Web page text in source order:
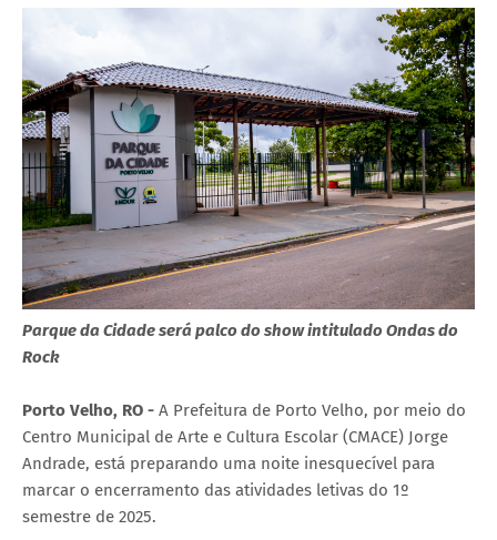
Parque da Cidade será palco do show intitulado Ondas do
Rock
Porto Velho, RO - A Prefeitura de Porto Velho, por meio do
Centro Municipal de Arte e Cultura Escolar (CMACE) Jorge
Andrade, está preparando uma noite inesquecível para
marcar o encerramento das atividades letivas do 1º
semestre de 2025.